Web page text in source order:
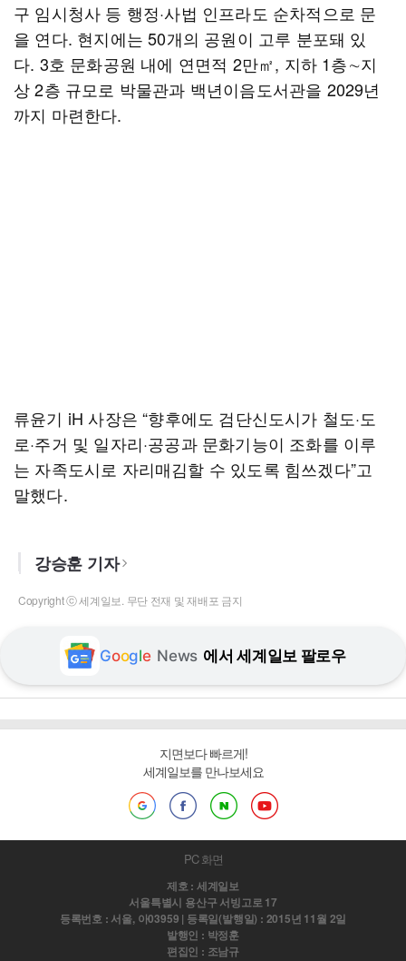
구 임시청사 등 행정·사법 인프라도 순차적으로 문
을 연다. 현지에는 50개의 공원이 고루 분포돼 있
다. 3호 문화공원 내에 연면적 2만㎡, 지하 1층∼지
상 2층 규모로 박물관과 백년이음도서관을 2029년
까지 마련한다.
류윤기 iH 사장은 “향후에도 검단신도시가 철도·도
로·주거 및 일자리·공공과 문화기능이 조화를 이루
는 자족도시로 자리매김할 수 있도록 힘쓰겠다”고
말했다.
강승훈 기자
Copyright ⓒ 세계일보. 무단 전재 및 재배포 금지
Google News 에서 세계일보 팔로우
지면보다 빠르게!
세계일보를 만나보세요
PC 화면
제호 : 세계일보
서울특별시 용산구 서빙고로 17
등록번호 : 서울, 아03959 | 등록일(발행일) : 2015년 11월 2일
발행인 : 박정훈
편집인 : 조남규